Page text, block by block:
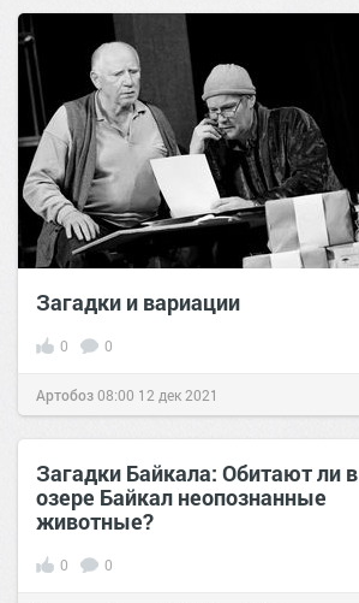
22 дек 2016
Загадки и вариации
0 0
Артобоз08:00 12 дек 2021
Загадки Байкала: Обитают ли в
озере Байкал неопознанные
животные?
0 0